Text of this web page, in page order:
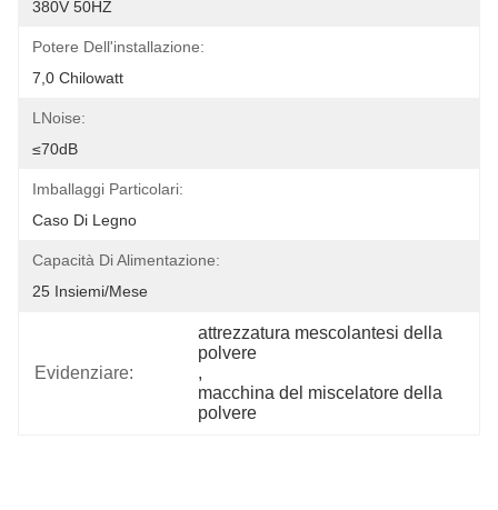
380V 50HZ
Potere Dell'installazione:
7,0 Chilowatt
LNoise:
≤70dB
Imballaggi Particolari:
Caso Di Legno
Capacità Di Alimentazione:
25 Insiemi/mese
Evidenziare:
attrezzatura mescolantesi della
polvere
,
macchina del miscelatore della
polvere